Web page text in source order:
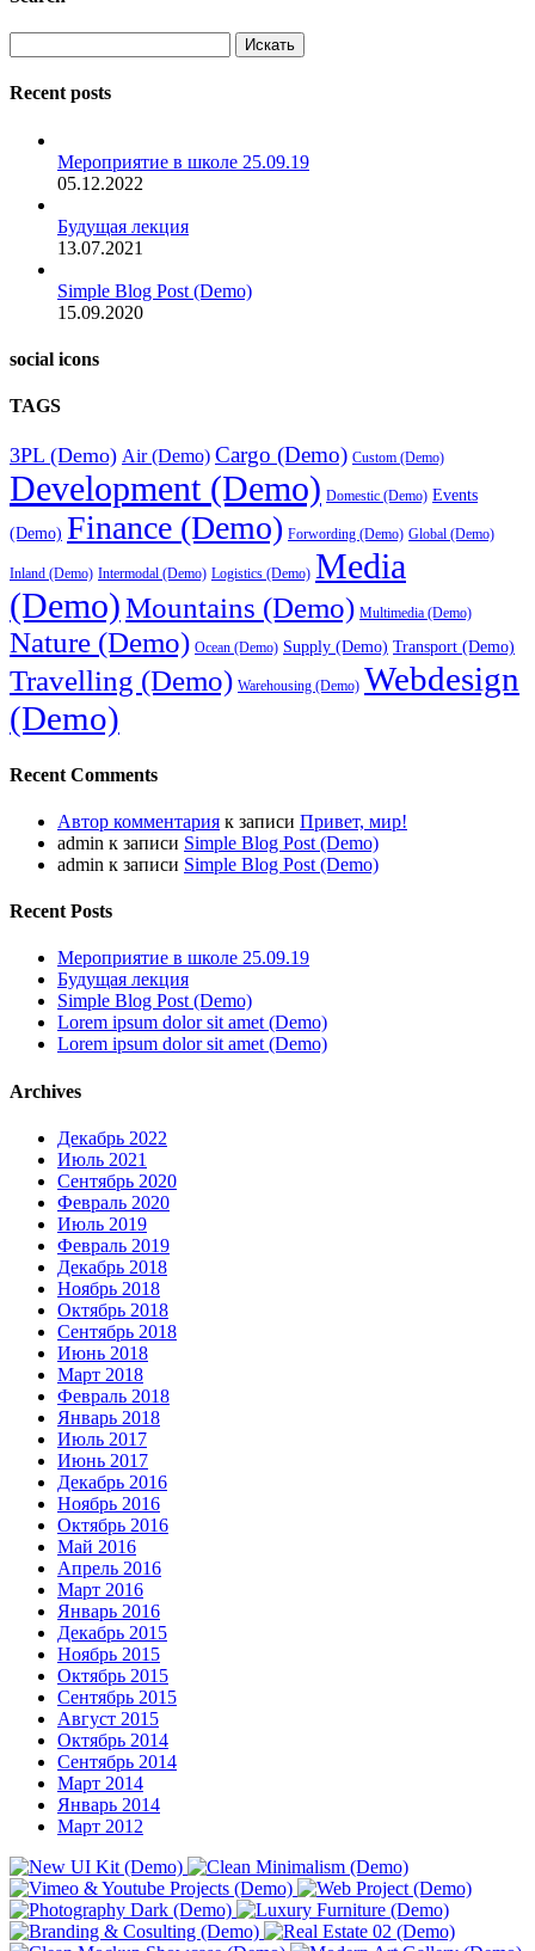
Искать
Recent posts
Мероприятие в школе 25.09.19
05.12.2022
Будущая лекция
13.07.2021
Simple Blog Post (Demo)
15.09.2020
social icons
TAGS
3PL (Demo) Air (Demo) Cargo (Demo) Custom (Demo)
Development (Demo) Domestic (Demo) Events
(Demo) Finance (Demo) Forwording (Demo) Global (Demo)
Inland (Demo) Intermodal (Demo) Logistics (Demo) Media
(Demo)Mountains (Demo) Multimedia (Demo)
Nature (Demo) Ocean (Demo) Supply (Demo) Transport (Demo)
Travelling (Demo) Warehousing (Demo) Webdesign
(Demo)
Recent Comments
Автор комментария к записи Привет, мир!
admin к записи Simple Blog Post (Demo)
admin к записи Simple Blog Post (Demo)
Recent Posts
Мероприятие в школе 25.09.19
Будущая лекция
Simple Blog Post (Demo)
Lorem ipsum dolor sit amet (Demo)
Lorem ipsum dolor sit amet (Demo)
Archives
Декабрь 2022
Июль 2021
Сентябрь 2020
Февраль 2020
Июль 2019
Февраль 2019
Декабрь 2018
Ноябрь 2018
Октябрь 2018
Сентябрь 2018
Июнь 2018
Март 2018
Февраль 2018
Январь 2018
Июль 2017
Июнь 2017
Декабрь 2016
Ноябрь 2016
Октябрь 2016
Май 2016
Апрель 2016
Март 2016
Январь 2016
Декабрь 2015
Ноябрь 2015
Октябрь 2015
Сентябрь 2015
Август 2015
Октябрь 2014
Сентябрь 2014
Март 2014
Январь 2014
Март 2012